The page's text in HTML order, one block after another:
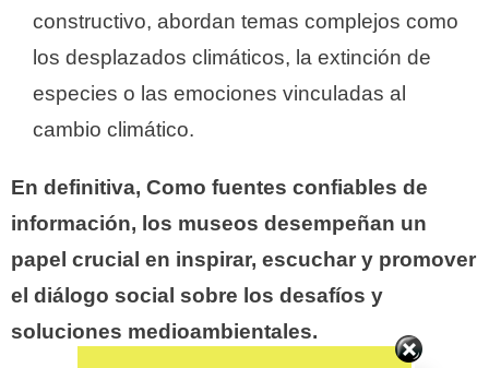
constructivo, abordan temas complejos como
los desplazados climáticos, la extinción de
especies o las emociones vinculadas al
cambio climático.
En definitiva, Como fuentes confiables de
información, los museos desempeñan un
papel crucial en inspirar, escuchar y promover
el diálogo social sobre los desafíos y
soluciones medioambientales.
Set Youtube Channel ID